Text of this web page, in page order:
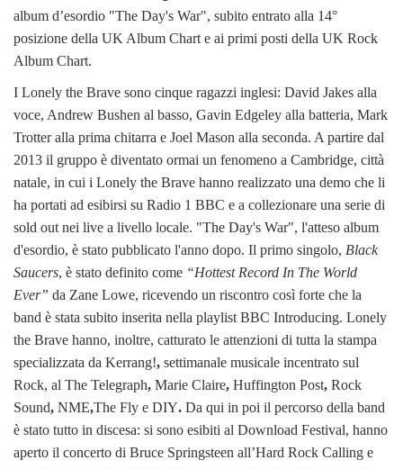
album d’esordio "The Day's War", subito entrato alla 14°
posizione della UK Album Chart e ai primi posti della UK Rock
Album Chart.
I Lonely the Brave sono cinque ragazzi inglesi: David Jakes alla
voce, Andrew Bushen al basso, Gavin Edgeley alla batteria, Mark
Trotter alla prima chitarra e Joel Mason alla seconda. A partire dal
2013 il gruppo è diventato ormai un fenomeno a Cambridge, città
natale, in cui i Lonely the Brave hanno realizzato una demo che li
ha portati ad esibirsi su Radio 1 BBC e a collezionare una serie di
sold out nei live a livello locale. "The Day's War", l'atteso album
d'esordio, è stato pubblicato l'anno dopo. Il primo singolo, Black
Saucers, è stato definito come “Hottest Record In The World
Ever” da Zane Lowe, ricevendo un riscontro così forte che la
band è stata subito inserita nella playlist BBC Introducing. Lonely
the Brave hanno, inoltre, catturato le attenzioni di tutta la stampa
specializzata da Kerrang!, settimanale musicale incentrato sul
Rock, al The Telegraph, Marie Claire, Huffington Post, Rock
Sound, NME,The Fly e DIY. Da qui in poi il percorso della band
è stato tutto in discesa: si sono esibiti al Download Festival, hanno
aperto il concerto di Bruce Springsteen all’Hard Rock Calling e